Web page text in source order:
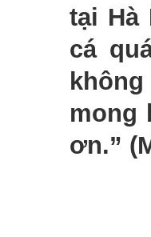
tại Hà
cá
mong
ơn.”